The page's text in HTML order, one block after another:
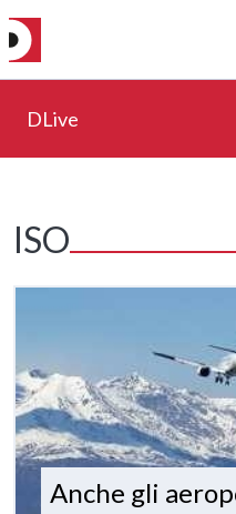
DLive
ISO
Anche gli